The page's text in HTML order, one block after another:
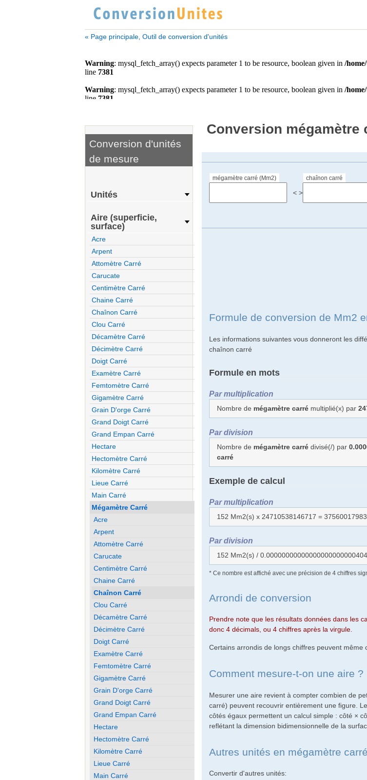
« Page principale, Outil de conversion d'unités
Conversion mégamètre
mégamètre carré (Mm2)
< >
chaînon carré
Formule de conversion de Mm2
Les informations suivantes vous donneront les
chaînon carré
Formule en mots
Par multiplication
Nombre de mégamètre carré multiplié(x) par
Par division
Nombre de mégamètre carré divisé(/) par
carré
Exemple de calcul
Par multiplication
152 Mm2(s) x 24710538146717 =
Par division
152 Mm2(s) /
* Ce nombre est affiché avec une précision de 4 chiffres
Arrondi de conversion
Prendre note que les résultats données dans les
donc 4 décimals, ou 4 chiffres après la virgule.
Certains arrondis de longs chiffres peuvent
Comment mesure-t-on une aire ?
Mesurer une aire revient à compter combien de
carré) peuvent recouvrir entièrement une figure.
côtés égaux permettent un calcul simple : côté ×
reflétant la dimension bidimensionnelle de la
Autres unités en mégamètre carré
Convertir d'autres unités:
Conversion d'unités
de mesure
Unités
Aire (superficie,
surface)
Acre
Arpent
Attomètre Carré
Carucate
Centimètre Carré
Chaine Carré
Chaînon Carré
Clou Carré
Décamètre Carré
Décimètre Carré
Doigt Carré
Examètre Carré
Femtomètre Carré
Gigamètre Carré
Grain D'orge Carré
Grand Doigt Carré
Grand Empan Carré
Hectare
Hectomètre Carré
Kilomètre Carré
Lieue Carré
Main Carré
Mégamètre Carré
Acre
Arpent
Attomètre Carré
Carucate
Centimètre Carré
Chaine Carré
Chaînon Carré
Clou Carré
Décamètre Carré
Décimètre Carré
Doigt Carré
Examètre Carré
Femtomètre Carré
Gigamètre Carré
Grain D'orge Carré
Grand Doigt Carré
Grand Empan Carré
Hectare
Hectomètre Carré
Kilomètre Carré
Lieue Carré
Main Carré